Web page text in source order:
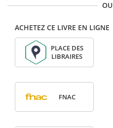
OU
ACHETEZ CE LIVRE EN LIGNE
PLACE DES
LIBRAIRES
FNAC